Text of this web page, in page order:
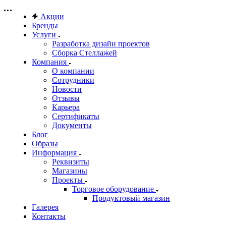
Акции
Бренды
Услуги
Разработка дизайн проектов
Сборка Стеллажей
Компания
О компании
Сотрудники
Новости
Отзывы
Карьера
Сертификаты
Документы
Блог
Образы
Информация
Реквизиты
Магазины
Проекты
Торговое оборудование
Продуктовый магазин
Галерея
Контакты